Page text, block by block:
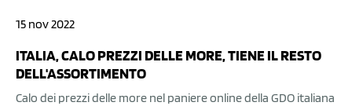
15 nov 2022
ITALIA, CALO PREZZI DELLE MORE, TIENE IL RESTO
DELL'ASSORTIMENTO
Calo dei prezzi delle more nel paniere online della GDO italiana